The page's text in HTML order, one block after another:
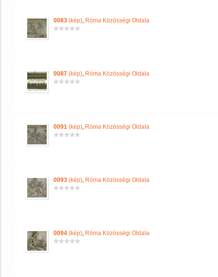
0083 (kép), Róma Közösségi Oldala
0087 (kép), Róma Közösségi Oldala
0091 (kép), Róma Közösségi Oldala
0093 (kép), Róma Közösségi Oldala
0094 (kép), Róma Közösségi Oldala